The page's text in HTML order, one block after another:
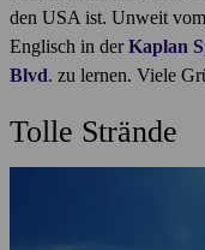
den USA ist. Unweit
Englisch in derKaplan
Blvd. zu lernen. Viele
Tolle Strände